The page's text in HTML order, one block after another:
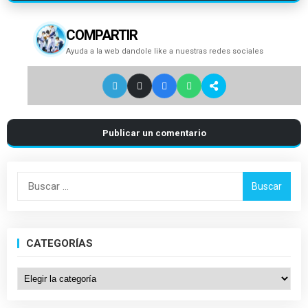
COMPARTIR
Ayuda a la web dandole like a nuestras redes sociales
Publicar un comentario
Buscar:
CATEGORÍAS
Categorías